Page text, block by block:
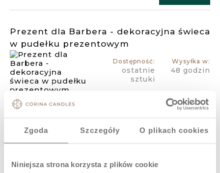
Zgoda Szczegóły O plikach cookies
Niniejsza strona korzysta z plików cookie
Prezent dla Barbera - dekoracyjna świeca
w pudełku prezentowym
Dostępność:
ostatnie
sztuki
Wysyłka w:
48 godzin
70,00 zł
Do koszyka
Prezent dla Barbera - dekoracyjna świeca